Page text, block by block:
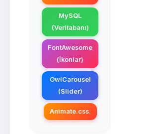
MySQL
(Veritabanı)
FontAwesome
(İkonlar)
OwlCarousel
(Slider)
Animate.css.